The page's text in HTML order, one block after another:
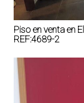
Piso en venta en
REF:4689-2